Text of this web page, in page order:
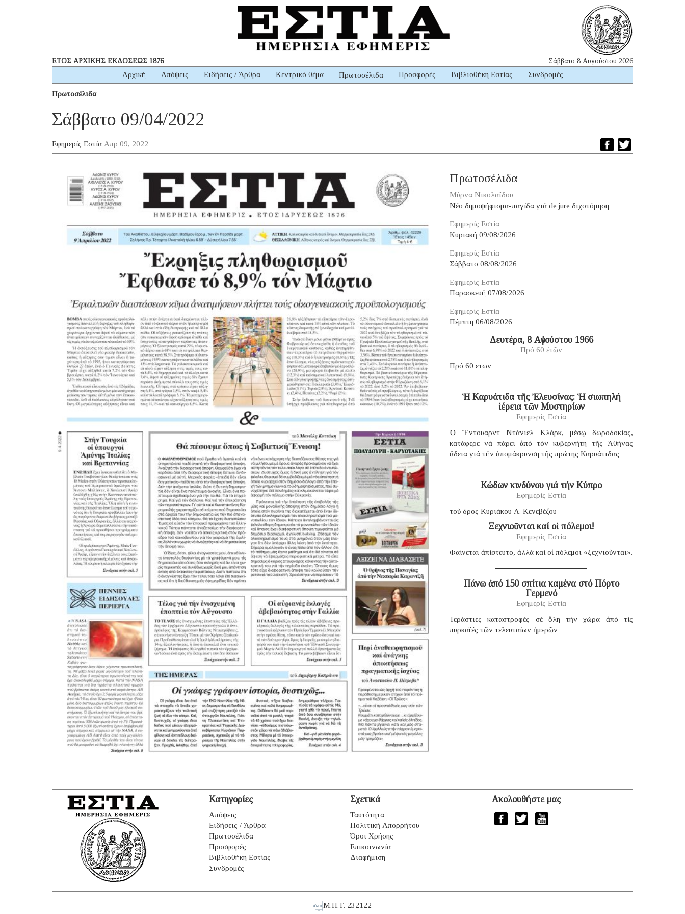
ΕΤΟΣ ΑΡΧΙΚΗΣ ΕΚΔΟΣΕΩΣ 1876 Σάββατο 8 Αυγούστου 2026
Αρχική Απόψεις Ειδήσεις / Άρθρα Κεντρικό θέμα Πρωτοσέλιδα Προσφορές Βιβλιοθήκη Εστίας Συνδρομές
Πρωτοσέλιδα
Σάββατο 09/04/2022
Εφημερίς Εστία Απρ 09, 2022
Πρωτοσέλιδα
Μύρνα Νικολαΐδου
Νέο δημοψήφισμα-παγίδα γιά de jure διχοτόμηση
Εφημερίς Εστία
Κυριακή 09/08/2026
Εφημερίς Εστία
Σάββατο 08/08/2026
Εφημερίς Εστία
Παρασκευή 07/08/2026
Εφημερίς Εστία
Πέμπτη 06/08/2026
Δευτέρα, 8 Αὐγούστου 1966
Πρό 60 ἐτῶν
Πρό 60 ετων
Ἡ Καρυάτιδα τῆς Ἐλευσίνας: Ἡ σιωπηλή
ἱέρεια τῶν Μυστηρίων
Εφημερίς Εστία
Ὁ Ἔντουαρντ Ντάνιελ Κλάρκ, μέσῳ δωροδοκίας,
κατάφερε νά πάρει ἀπό τόν κυβερνήτη τῆς Ἀθήνας
ἄδεια γιά τήν ἀπομάκρυνση τῆς πρώτης Καρυάτιδας
Κώδων κινδύνου γιά τήν Κύπρο
Εφημερίς Εστία
τοῦ δρος Κυριάκου Α. Κενεβέζου
Ξεχνιοῦνται καί οἱ πόλεμοι!
Εφημερίς Εστία
Φαίνεται ἀπίστευτο, ἀλλά καί οἱ πόλεμοι «ξεχνιοῦνται».
Πάνω ἀπό 150 σπίτια καμένα στό Πόρτο
Γερμενό
Εφημερίς Εστία
Τεράστιες καταστροφές σέ ὅλη τήν χώρα ἀπό τίς
πυρκαϊές τῶν τελευταίων ἡμερῶν
Κατηγορίες
Απόψεις
Ειδήσεις / Άρθρα
Πρωτοσέλιδα
Προσφορές
Βιβλιοθήκη Εστίας
Συνδρομές
Σχετικά
Ταυτότητα
Πολιτική Απορρήτου
Όροι Χρήσης
Επικοινωνία
Διαφήμιση
Ακολουθήστε μας
Μ.Η.Τ. 232122